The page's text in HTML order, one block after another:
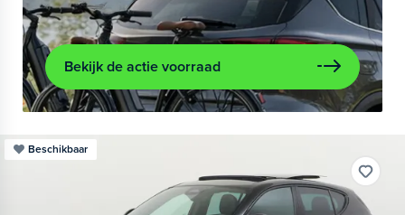
Bekijk de actie voorraad
Beschikbaar